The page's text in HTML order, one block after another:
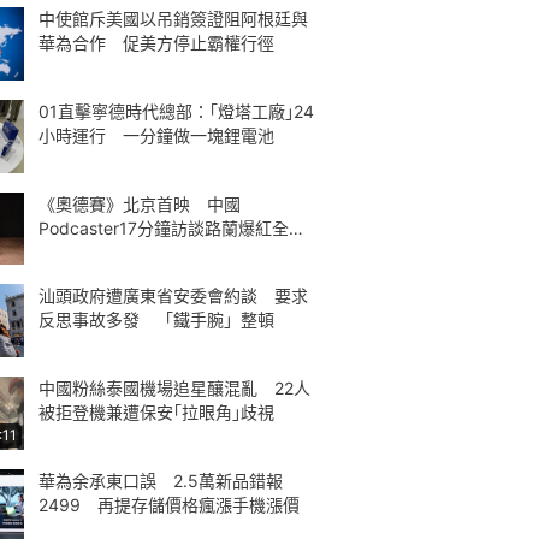
中使館斥美國以吊銷簽證阻阿根廷與
華為合作 促美方停止霸權行徑
01直擊寧德時代總部：｢燈塔工廠｣24
小時運行 一分鐘做一塊鋰電池
《奧德賽》北京首映 中國
Podcaster17分鐘訪談路蘭爆紅全球
汕頭政府遭廣東省安委會約談 要求
反思事故多發 「鐵手腕」整頓
中國粉絲泰國機場追星釀混亂 22人
被拒登機兼遭保安｢拉眼角｣歧視
華為余承東口誤 2.5萬新品錯報
2499 再提存儲價格瘋漲手機漲價